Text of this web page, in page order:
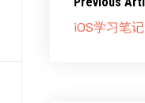
iOS学习笔